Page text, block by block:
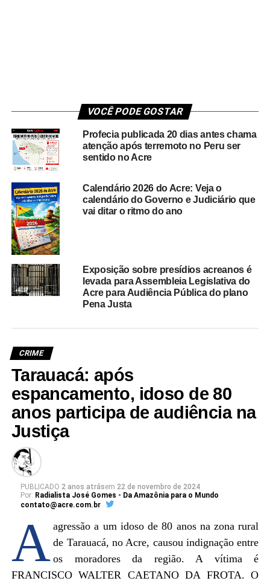
VOCÊ PODE GOSTAR
Profecia publicada 20 dias antes chama
atenção após terremoto no Peru ser
sentido no Acre
Calendário 2026 do Acre: Veja o
calendário do Governo e Judiciário que
vai ditar o ritmo do ano
Exposição sobre presídios acreanos é
levada para Assembleia Legislativa do
Acre para Audiência Pública do plano
Pena Justa
CRIME
Tarauacá: após
espancamento, idoso de 80
anos participa de audiência na
Justiça
PUBLICADO 2 anos atrásem 22 de novembro de 2024
Por: Radialista José Gomes - Da Amazônia para o Mundo
contato@acre.com.br
A agressão a um idoso de 80 anos na zona rural
de Tarauacá, no Acre, causou indignação entre
os moradores da região. A vítima é
FRANCISCO WALTER CAETANO DA FROTA. O